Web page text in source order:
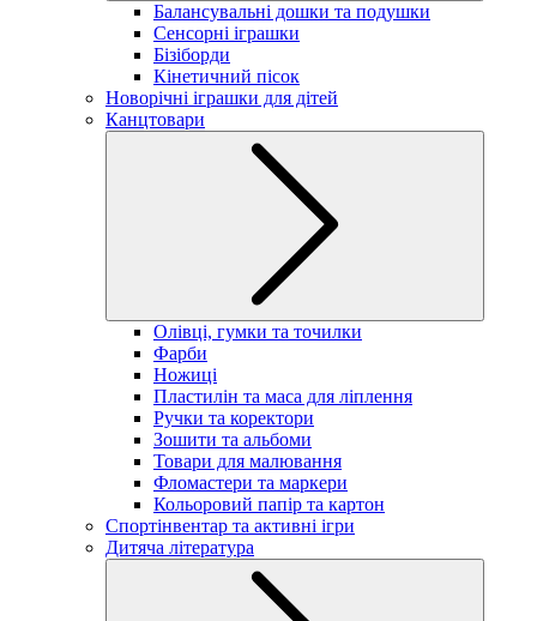
Балансувальні дошки та подушки
Сенсорні іграшки
Бізіборди
Кінетичний пісок
Новорічні іграшки для дітей
Канцтовари
Олівці, гумки та точилки
Фарби
Ножиці
Пластилін та маса для ліплення
Ручки та коректори
Зошити та альбоми
Товари для малювання
Фломастери та маркери
Кольоровий папір та картон
Спортінвентар та активні ігри
Дитяча література